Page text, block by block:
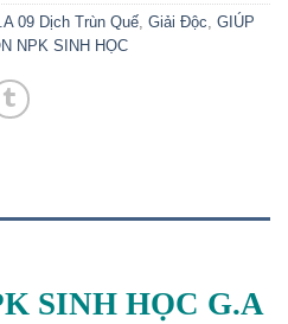
09 Dịch Trùn Quế, Giải Độc, GIÚP
NPK SINH HỌC
SINH HỌC G.A